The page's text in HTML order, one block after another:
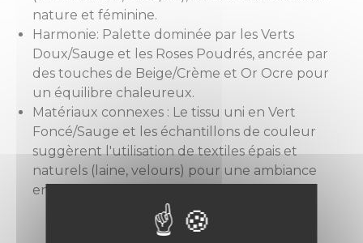
nature et féminine.
Harmonie: Palette dominée par les Verts
Doux/Sauge et les Roses Poudrés, ancrée par
des touches de Beige/Crème et Or Ocre pour
un équilibre chaleureux.
Matériaux connexes : Le tissu uni en Vert
Foncé/Sauge et les échantillons de couleur
suggèrent l'utilisation de textiles épais et
naturels (laine, velours) pour une ambiance
enveloppante.